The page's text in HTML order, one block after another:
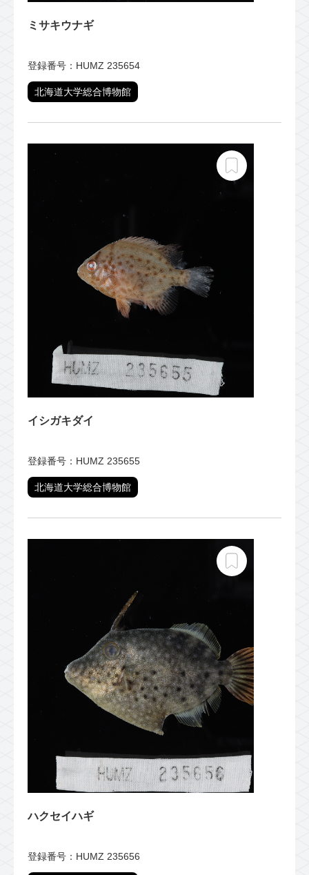
ミサキウナギ
登録番号：HUMZ 235654
北海道大学総合博物館
イシガキダイ
登録番号：HUMZ 235655
北海道大学総合博物館
ハクセイハギ
登録番号：HUMZ 235656